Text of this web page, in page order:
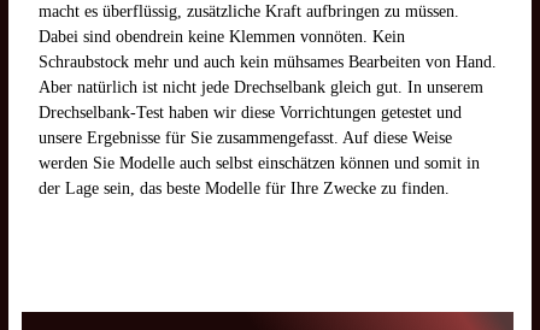
macht es überflüssig, zusätzliche Kraft aufbringen zu müssen.
Dabei sind obendrein keine Klemmen vonnöten. Kein
Schraubstock mehr und auch kein mühsames Bearbeiten von Hand.
Aber natürlich ist nicht jede Drechselbank gleich gut. In unserem
Drechselbank-Test haben wir diese Vorrichtungen getestet und
unsere Ergebnisse für Sie zusammengefasst. Auf diese Weise
werden Sie Modelle auch selbst einschätzen können und somit in
der Lage sein, das beste Modelle für Ihre Zwecke zu finden.